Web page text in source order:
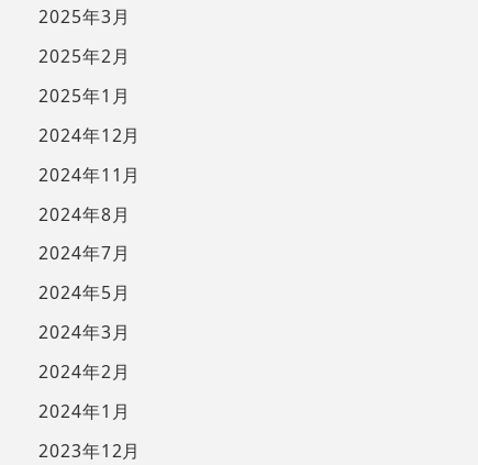
2025年3月
2025年2月
2025年1月
2024年12月
2024年11月
2024年8月
2024年7月
2024年5月
2024年3月
2024年2月
2024年1月
2023年12月